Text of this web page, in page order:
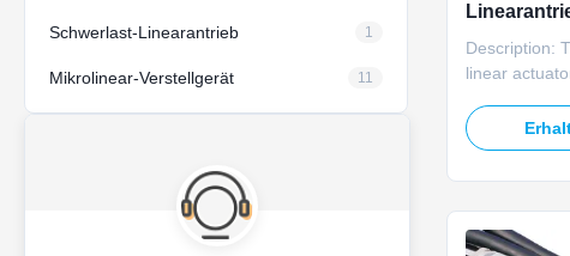
Schwerlast-Linearantrieb 1
Mikrolinear-Verstellgerät 11
2000N
Description:
linear
drive
equipment,